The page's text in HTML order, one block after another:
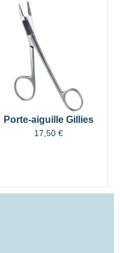
Porte-aiguille Gillies
17,50 €